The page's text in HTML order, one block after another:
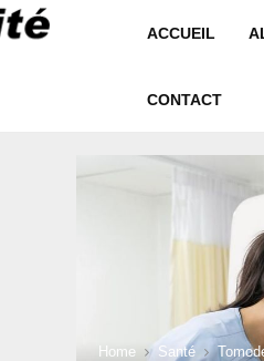
ACCUEIL
CONTACT
Home Santé